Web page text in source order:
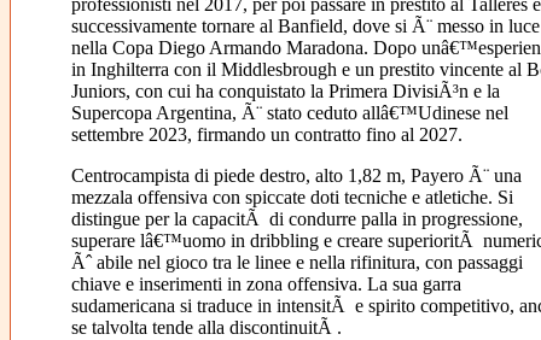
professionisti nel 2017, per poi passare in prestito al Talleres e
successivamente tornare al Banfield, dove si Ã¨ messo in luce
nella Copa Diego Armando Maradona. Dopo
in Inghilterra con il Middlesbrough e un prestito vincente al
Juniors, con cui ha conquistato la Primera DivisiÃ³n e la
Supercopa Argentina, Ã¨ stato ceduto allâ€™Udinese nel
settembre 2023, firmando un contratto fino al 2027.
Centrocampista di piede destro, alto 1,82 m, Payero Ã¨ una
mezzala offensiva con spiccate doti tecniche e atletiche. Si
distingue per la capacitÃ di condurre palla in progressione,
superare lâ€™uomo in dribbling e creare superioritÃ
Ãˆ abile nel gioco tra le linee e nella rifinitura, con passaggi
chiave e inserimenti in zona offensiva. La sua garra
sudamericana si traduce in intensitÃ e spirito competitivo,
se talvolta tende alla discontinuitÃ .